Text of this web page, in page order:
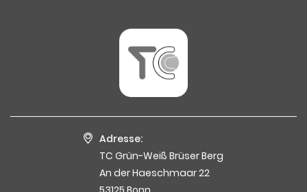
Adresse:
TC Grün-Weiß Brüser Berg
An der Haeschmaar 22